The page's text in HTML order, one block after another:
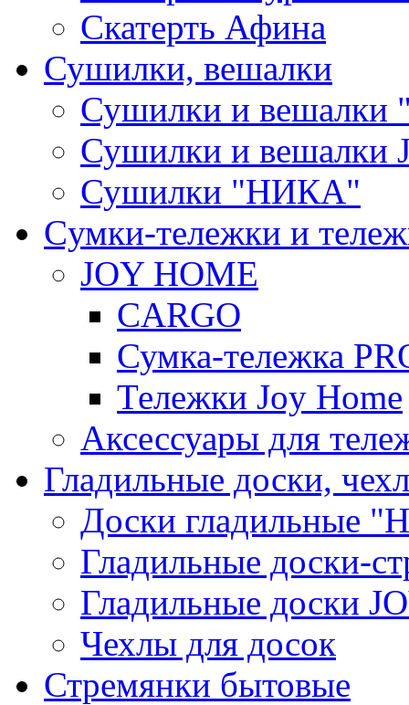
Скатерть Афина
Сушилки, вешалки
Сушилки и вешалки
Сушилки и вешалки
Сушилки "НИКА"
Cумки-тележки и
JOY HOME
CARGO
Сумка-тележка
Тележки Joy Home
Аксессуары для
Гладильные доски,
Доски гладильные
Гладильные доски-
Гладильные доски
Чехлы для досок
Стремянки бытовые